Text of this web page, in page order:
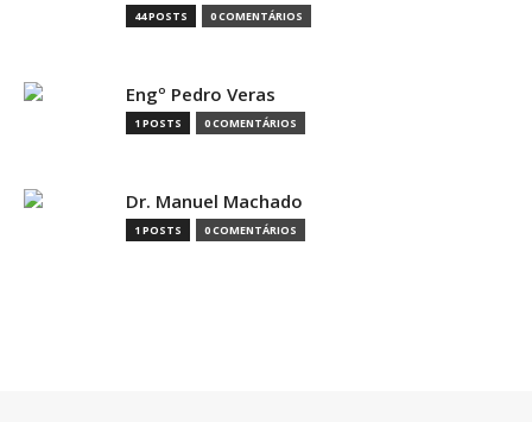
44 POSTS 0 COMENTÁRIOS
Engº Pedro Veras
1 POSTS 0 COMENTÁRIOS
Dr. Manuel Machado
1 POSTS 0 COMENTÁRIOS